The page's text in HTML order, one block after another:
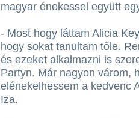
magyar énekessel együtt
- Most hogy láttam Alicia
hogy sokat tanultam tőle.
és ezeket alkalmazni is
Partyn. Már nagyon várom,
elénekelhessem a kedvenc
Iza.